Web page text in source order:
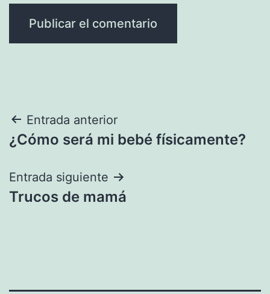
Navegación
de
entradas
Entrada anterior
¿Cómo será mi bebé físicamente?
Entrada siguiente
Trucos de mamá